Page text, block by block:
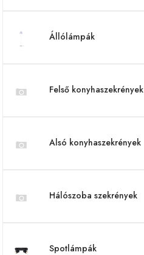
Állólámpák
Felső konyhaszekrények
Alsó konyhaszekrények
Hálószoba szekrények
Spotlámpák